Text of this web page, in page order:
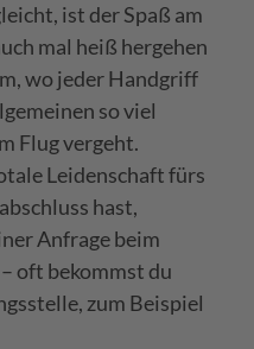
ist der Spaß am
mal heiß hergehen
wo jeder Handgriff
so viel
Flug vergeht.
Leidenschaft fürs
hast,
Anfrage beim
oft bekommst du
zum Beispiel